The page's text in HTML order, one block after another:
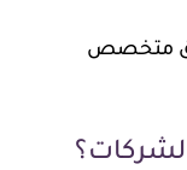
متخصص